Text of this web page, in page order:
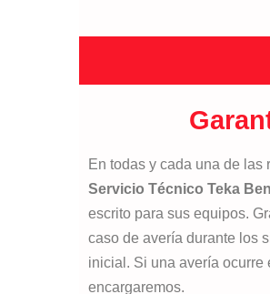
En todas y cada una de
Servicio Técnico Teka
escrito para sus equipos.
caso de avería durante los
inicial. Si una avería ocurre
encargaremos.